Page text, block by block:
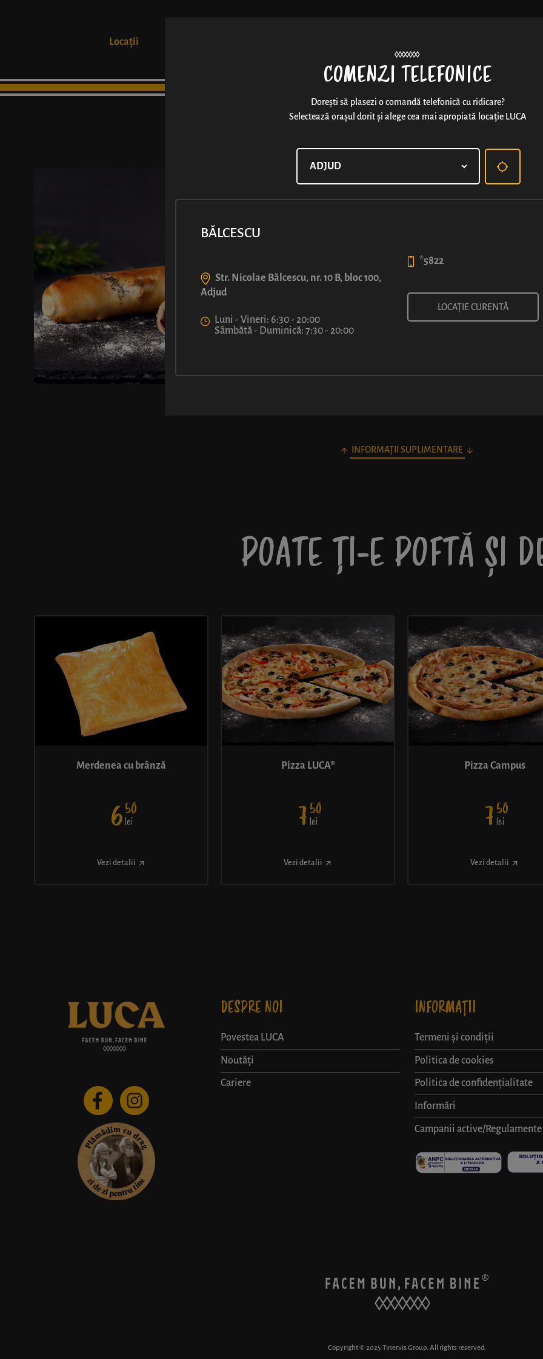
Locații
LUCA PICANT
6 lei
INFORMAȚII SUPLIMENTARE
POATE ȚI-E POFTĂ ȘI
Merdenea cu brânză
650
lei
Vezi detalii
Pizza LUCA®
750
lei
Vezi detalii
Pizza Campus
750
lei
Vezi detalii
DESPRE NOI
Povestea LUCA
Noutăți
Cariere
INFORMAȚII
Termeni și condiții
Politica de cookies
Politica de confidențialitate
Informări
Campanii active/Regulamente
Copyright © 2025 Tinervis Group. All rights reserved.
COMENZI TELEFONICE
Dorești să plasezi o comandă telefonică cu ridicare?
Selectează orașul dorit și alege cea mai apropiată locație LUCA
BĂLCESCU
Str. Nicolae Bălcescu, nr. 10 B, bloc 100,
Adjud
Luni - Vineri: 6:30 - 20:00
Sâmbătă - Duminică: 7:30 - 20:00
*5822
LOCAȚIE CURENTĂ